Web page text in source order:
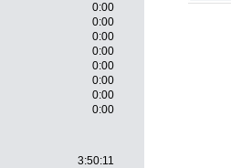
0:00
0:00
0:00
0:00
0:00
0:00
0:00
0:00
3:50:11